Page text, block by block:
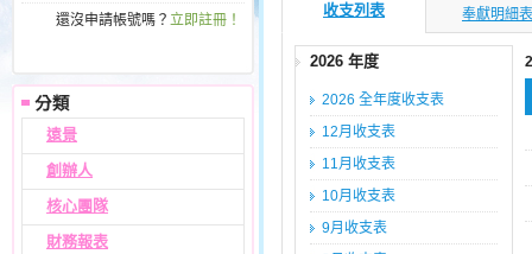
還沒申請帳號嗎？ 立即註冊！
遠景
創辦人
核心團隊
財務報表
收支列表 奉獻明細表
2026 年度
2026 全年度收支表
12月收支表
11月收支表
10月收支表
9月收支表